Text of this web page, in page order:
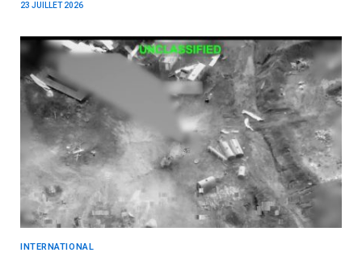
23 JUILLET 2026
INTERNATIONAL